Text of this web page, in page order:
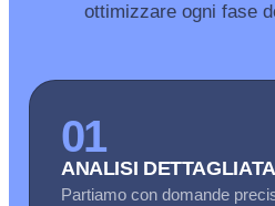
ottimizzare ogni fase
01
ANALISI DETTAGLIATA
Partiamo con domande